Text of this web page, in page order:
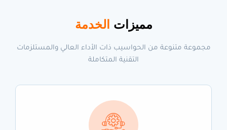
مميزات الخدمة
مجموعة متنوعة من الحواسيب ذات الأداء العالي والمستلزمات
التقنية المتكاملة